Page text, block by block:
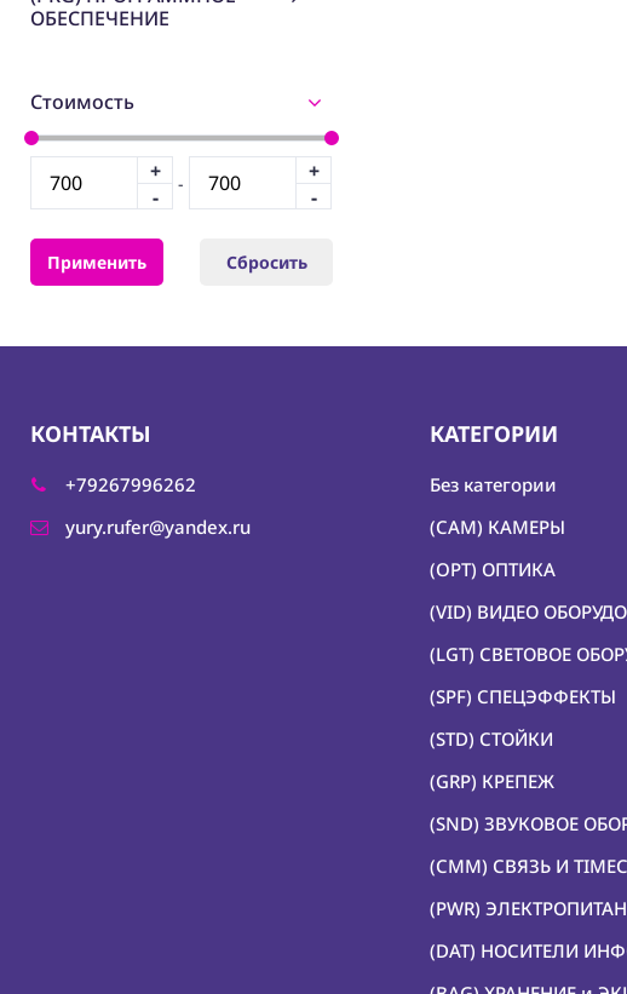
ОБЕСПЕЧЕНИЕ
Стоимость
+
-
-
+
-
Применить Сбросить
КОНТАКТЫ
+79267996262
yury.rufer@yandex.ru
КАТЕГОРИИ
Без категории
(CAM) КАМЕРЫ
(OPT) ОПТИКА
(VID) ВИДЕО
(LGT) СВЕТОВОЕ
(SPF) СПЕЦЭФФЕКТЫ
(STD) СТОЙКИ
(GRP) КРЕПЕЖ
(SND) ЗВУКОВОЕ
(CMM) СВЯЗЬ И
(PWR)
(DAT) НОСИТЕЛИ